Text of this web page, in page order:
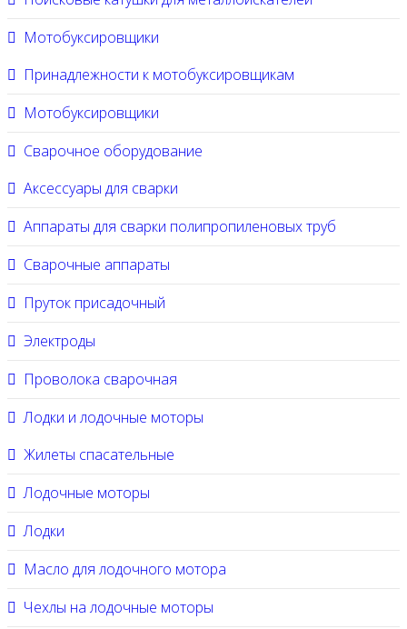
Мотобуксировщики
Принадлежности к мотобуксировщикам
Мотобуксировщики
Сварочное оборудование
Аксессуары для сварки
Аппараты для сварки полипропиленовых труб
Сварочные аппараты
Пруток присадочный
Электроды
Проволока сварочная
Лодки и лодочные моторы
Жилеты спасательные
Лодочные моторы
Лодки
Масло для лодочного мотора
Чехлы на лодочные моторы